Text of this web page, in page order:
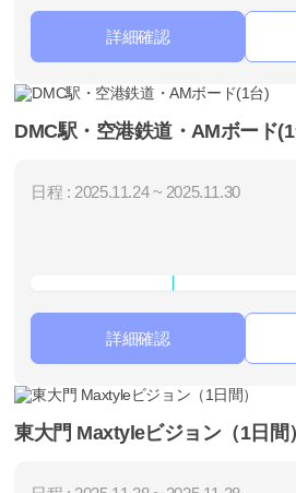
詳細確認
DMC駅・空港鉄道・AMボード
日程 : 2025.11.24 ~ 2025.11.30
詳細確認
東大門 Maxtyleビジョン（1日間）